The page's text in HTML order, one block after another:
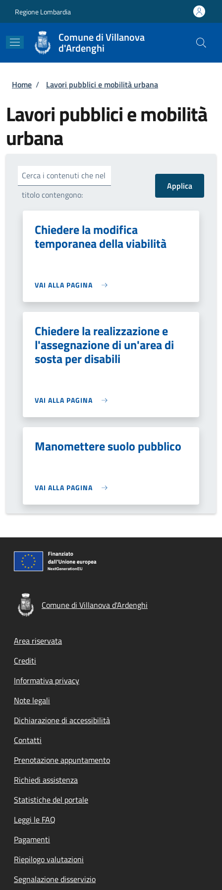
Regione Lombardia
Comune di Villanova
d'Ardenghi
Briciole di pane
Home / Lavori pubblici e mobilità urbana
Lavori pubblici e mobilità
urbana
Cerca i contenuti che nel
titolo contengono:
Chiedere la modifica
temporanea della viabilità
VAI ALLA PAGINA
Chiedere la realizzazione e
l'assegnazione di un'area di
sosta per disabili
VAI ALLA PAGINA
Manomettere suolo pubblico
VAI ALLA PAGINA
Comune di Villanova d'Ardenghi
Footer menu
Area riservata
Crediti
Informativa privacy
Note legali
Dichiarazione di accessibilità
Contatti
Prenotazione appuntamento
Richiedi assistenza
Statistiche del portale
Leggi le FAQ
Pagamenti
Riepilogo valutazioni
Segnalazione disservizio